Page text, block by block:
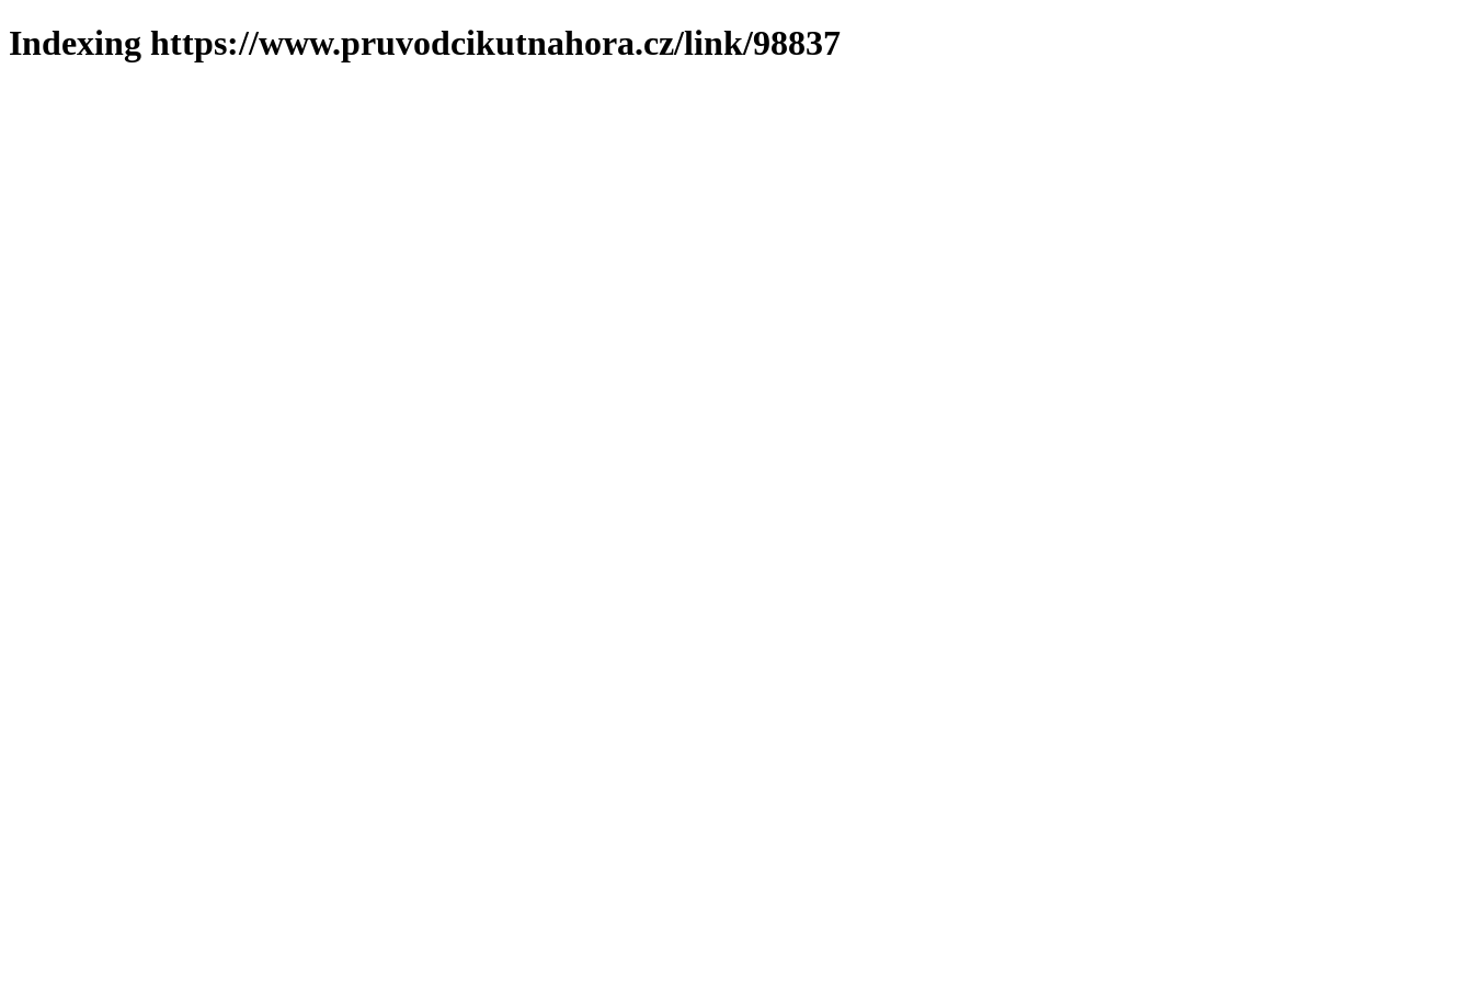
Indexing https://www.pruvodcikutnahora.cz/link/98837